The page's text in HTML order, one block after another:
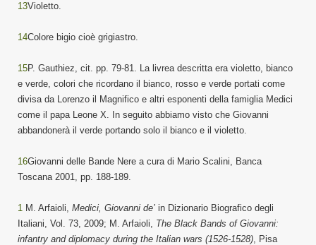
13Violetto.
14Colore bigio cioè grigiastro.
15P. Gauthiez, cit. pp. 79-81. La livrea descritta era violetto, bianco
e verde, colori che ricordano il bianco, rosso e verde portati come
divisa da Lorenzo il Magnifico e altri esponenti della famiglia Medici
come il papa Leone X. In seguito abbiamo visto che Giovanni
abbandonerà il verde portando solo il bianco e il violetto.
16Giovanni delle Bande Nere a cura di Mario Scalini, Banca
Toscana 2001, pp. 188-189.
1 M. Arfaioli, Medici, Giovanni de’ in Dizionario Biografico degli
Italiani, Vol. 73, 2009; M. Arfaioli, The Black Bands of Giovanni:
infantry and diplomacy during the Italian wars (1526-1528) , Pisa